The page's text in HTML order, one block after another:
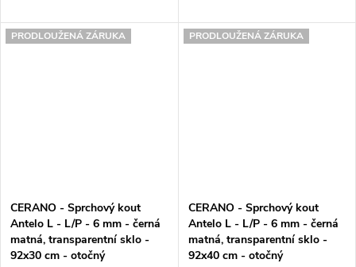
PRODLOUŽENÁ ZÁRUKA
CERANO - Sprchový kout
Antelo L - L/P - 6 mm - černá
matná, transparentní sklo -
92x30 cm - otočný
PRODLOUŽENÁ ZÁRUKA
CERANO - Sprchový kout
Antelo L - L/P - 6 mm - černá
matná, transparentní sklo -
92x40 cm - otočný